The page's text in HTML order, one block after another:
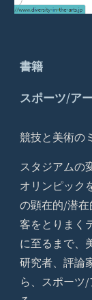
書籍
スポーツ/
競技と美術の
スタジアムの
オリンピック
の顕在的/潜
客をとりまく
に至るまで、
研究者、評論
ら、スポーツ